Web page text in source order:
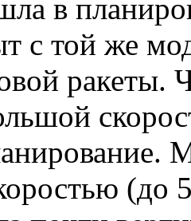
в
с той же
ракеты.
(до